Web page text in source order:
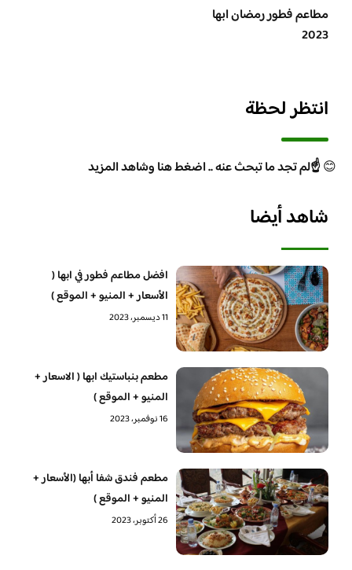
مطاعم فطور رمضان ابها
2023
انتظر لحظة
😊☝️لم تجد ما تبحث عنه .. اضغط هنا وشاهد المزيد
شاهد أيضا
افضل مطاعم فطور في ابها (
الأسعار + المنيو + الموقع )
11 ديسمبر، 2023
مطعم بنباستيك ابها ( الاسعار +
المنيو + الموقع )
16 نوفمبر، 2023
مطعم فندق شفا أبها (الأسعار +
المنيو + الموقع )
26 أكتوبر، 2023